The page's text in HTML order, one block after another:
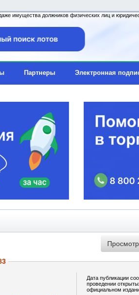
имущества должников физических лиц и
Партнеры Электронная
Дата публикации
проведении
официальном